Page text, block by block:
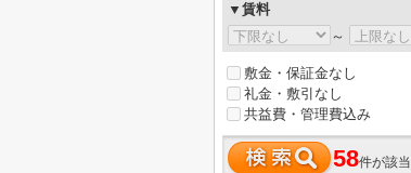
▼賃料
～
敷金・保証金なし
礼金・敷引なし
共益費・管理費込み
58件が該当